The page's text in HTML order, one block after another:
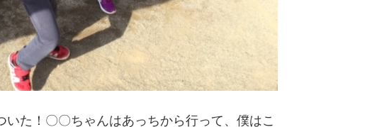
いた！〇〇ちゃんはあっちから行って、僕はこ